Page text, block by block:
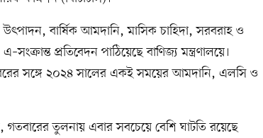
উৎপাদন, বার্ষিক আমদানি, মাসিক চাহিদা, সরবরাহ ও
প্রতিবেদন পাঠিয়েছে বাণিজ্য মন্ত্রণালয়ে।
সঙ্গে ২০২৪ সালের একই সময়ের আমদানি, এলসি ও
গতবারের তুলনায় এবার সবচেয়ে বেশি ঘাটতি রয়েছে